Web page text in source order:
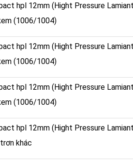
hpl 12mm (Hight Pressure
(1006/1004)
hpl 12mm (Hight Pressure
(1006/1004)
hpl 12mm (Hight Pressure
(1006/1004)
hpl 12mm (Hight Pressure
khác